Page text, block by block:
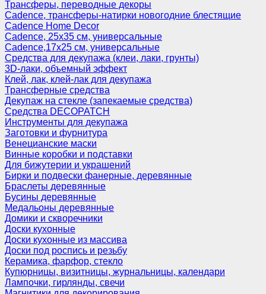
Трансферы, переводные декоры
Cadence, трансферы-натирки новогодние блестящие
Cadence Home Decor
Cadence, 25х35 см, универсальные
Cadence,17х25 см, универсальные
Средства для декупажа (клеи, лаки, грунты)
3D-лаки, объемный эффект
Клей, лак, клей-лак для декупажа
Трансферные средства
Декупаж на стекле (запекаемые средства)
Средства DECOPATCH
Инструменты для декупажа
Заготовки и фурнитура
Венецианские маски
Винные коробки и подставки
Для бижутерии и украшений
Бирки и подвески фанерные, деревянные
Браслеты деревянные
Бусины деревянные
Медальоны деревянные
Домики и скворечники
Доски кухонные
Доски кухонные из массива
Доски под роспись и резьбу
Керамика, фарфор, стекло
Купюрницы, визитницы, журнальницы, календари
Лампочки, гирлянды, свечи